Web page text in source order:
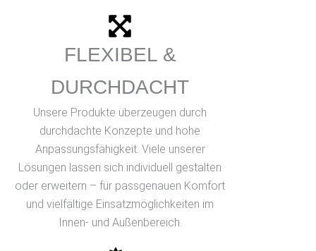
FLEXIBEL &
DURCHDACHT
Unsere Produkte überzeugen durch
durchdachte Konzepte und hohe
Anpassungsfähigkeit. Viele unserer
Lösungen lassen sich individuell gestalten
oder erweitern – für passgenauen Komfort
und vielfältige Einsatzmöglichkeiten im
Innen- und Außenbereich.